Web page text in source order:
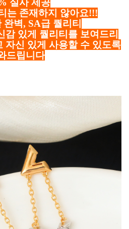
실사 제공
는 존재하지 않아요!!!
완벽, SA급 퀄리티
감 있게 퀄리티를 보여드리
자신 있게 사용할 수 있도록
드립니다